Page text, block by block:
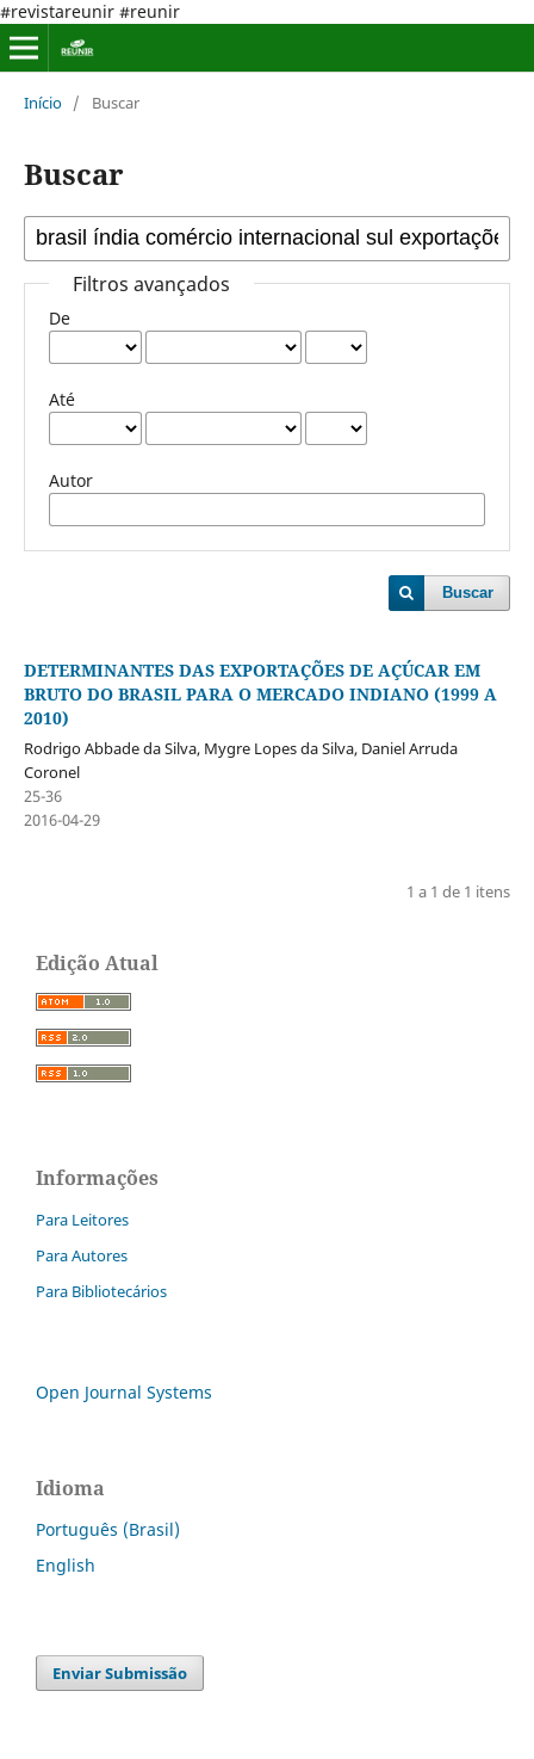
#revistareunir #reunir
Início / Buscar
Buscar
Filtros avançados
De
Até
Autor
Buscar
DETERMINANTES DAS EXPORTAÇÕES DE AÇÚCAR EM
BRUTO DO BRASIL PARA O MERCADO INDIANO (1999 A
2010)
Rodrigo Abbade da Silva, Mygre Lopes da Silva, Daniel Arruda
Coronel
25-36
2016-04-29
1 a 1 de 1 itens
Edição Atual
Informações
Para Leitores
Para Autores
Para Bibliotecários
Open Journal Systems
Idioma
Português (Brasil)
English
Enviar Submissão